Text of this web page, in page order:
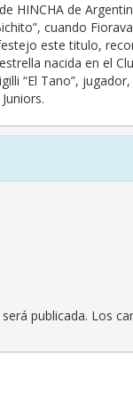
HINCHA de
cuando
este titulo,
nacida en el
“El Tano”,
publicada. Los